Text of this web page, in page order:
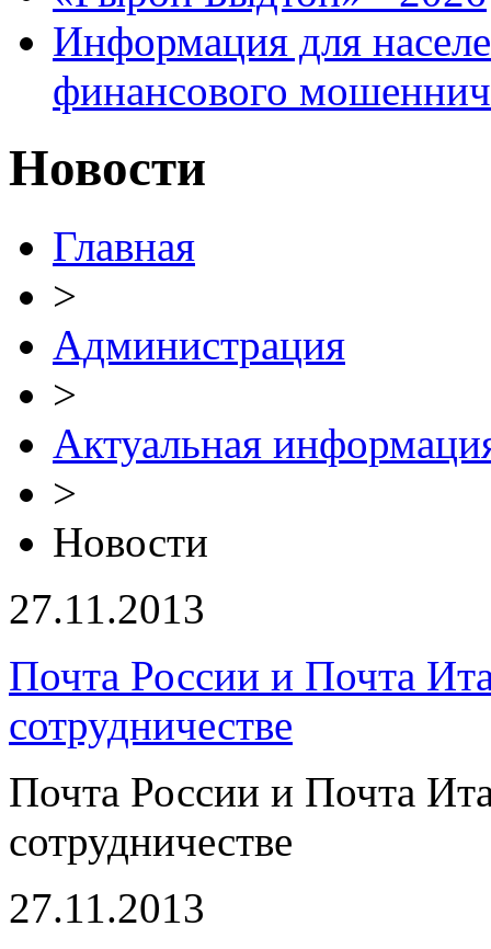
Информация для
финансового
Новости
Главная
>
Администрация
>
Актуальная
>
Новости
27.11.2013
Почта России и Почта
сотрудничестве
Почта России и Почта
сотрудничестве
27.11.2013